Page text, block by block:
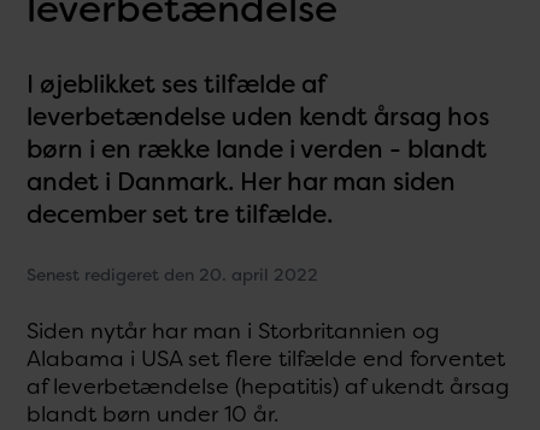
I øjeblikket ses tilfælde af
leverbetændelse uden kendt årsag hos
børn i en række lande i verden - blandt
andet i Danmark. Her har man siden
december set tre tilfælde.
Senest redigeret den 20. april 2022
Siden nytår har man i Storbritannien og
Alabama i USA set flere tilfælde end forventet
af leverbetændelse (hepatitis) af ukendt årsag
blandt børn under 10 år.